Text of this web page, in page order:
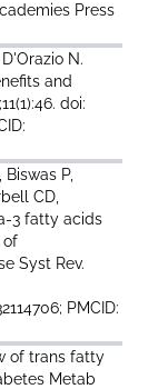
Press
N.
and
doi:
P,
CD,
3 fatty acids
of
Syst Rev.
PMCID:
of trans fatty
Metab